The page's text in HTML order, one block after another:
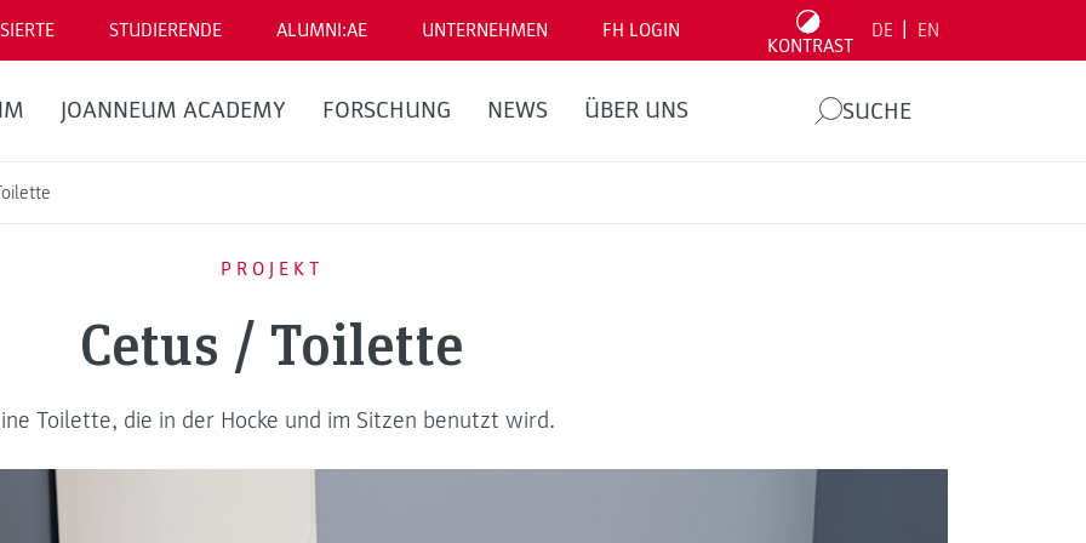
STUDIERENDE ALUMNI:AE UNTERNEHMEN FH LOGIN
KONTRAST
DE EN
JOANNEUM ACADEMY FORSCHUNG NEWS ÜBER UNS SUCHE
PROJEKT
Cetus / Toilette
Toilette, die in der Hocke und im Sitzen benutzt wird.